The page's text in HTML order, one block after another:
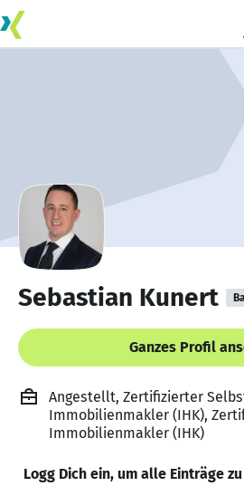
Sebastian Kunert
Ganzes Profil
Angestellt, Zertifizierter
Immobilienmakler (IHK),
Immobilienmakler (IHK)
Logg Dich ein, um alle Einträge